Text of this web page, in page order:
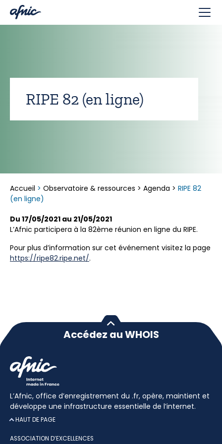
RIPE 82 (en ligne)
Accueil > Observatoire & ressources > Agenda > RIPE 82
(en ligne)
Du 17/05/2021 au 21/05/2021
L’Afnic participera à la 82ème réunion en ligne du RIPE.
Pour plus d’information sur cet événement visitez la page
https://ripe82.ripe.net/.
Accédez au WHOIS
L’Afnic, office d’enregistrement du .fr, opère, maintient et
développe une infrastructure essentielle de l’internet.
HAUT DE PAGE
ASSOCIATION D’EXCELLENCES
Panneau de gestion des cookies